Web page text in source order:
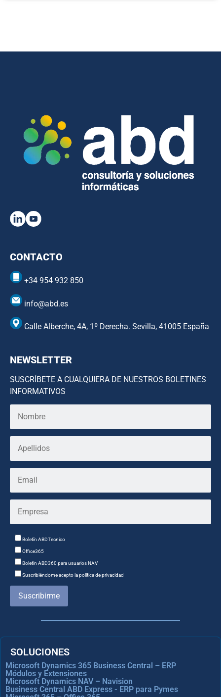
CONTACTO
+34 954 932 850
info@abd.es
Calle Alberche, 4A, 1º Derecha. Sevilla, 41005 España
NEWSLETTER
SUSCRÍBETE A CUALQUIERA DE NUESTROS BOLETINES
INFORMATIVOS
Boletín ABDTecnico
Office365
Boletín ABD360 para usuarios NAV
Suscribiéndome acepto la política de privacidad
Suscribirme
SOLUCIONES
Microsoft Dynamics 365 Business Central – ERP
Módulos y Extensiones
Microsoft Dynamics NAV – Navision
Business Central ABD Express - ERP para Pymes